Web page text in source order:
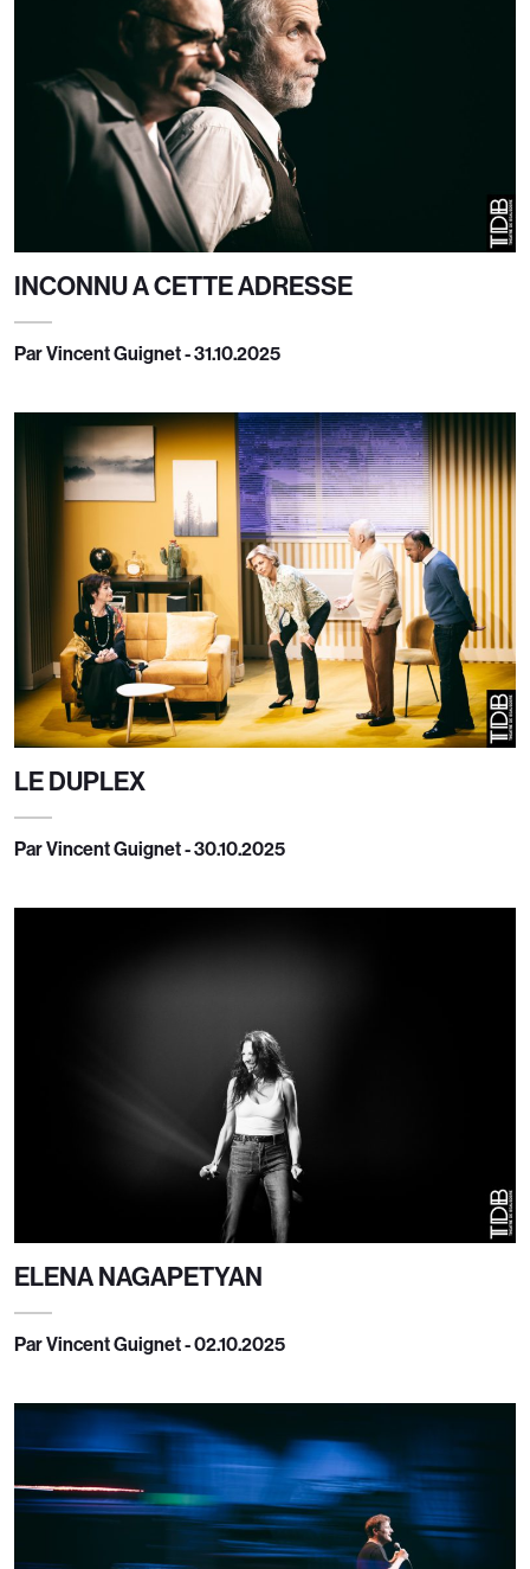
INCONNU A CETTE ADRESSE
Par Vincent Guignet - 31.10.2025
LE DUPLEX
Par Vincent Guignet - 30.10.2025
ELENA NAGAPETYAN
Par Vincent Guignet - 02.10.2025